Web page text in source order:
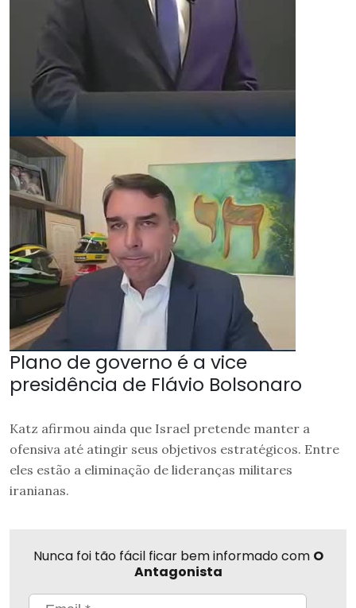
Plano de governo é a vice
presidência de Flávio Bolsonaro
Katz afirmou ainda que Israel pretende manter a
ofensiva até atingir seus objetivos estratégicos. Entre
eles estão a eliminação de lideranças militares
iranianas.
Nunca foi tão fácil ficar bem informado com O
Antagonista